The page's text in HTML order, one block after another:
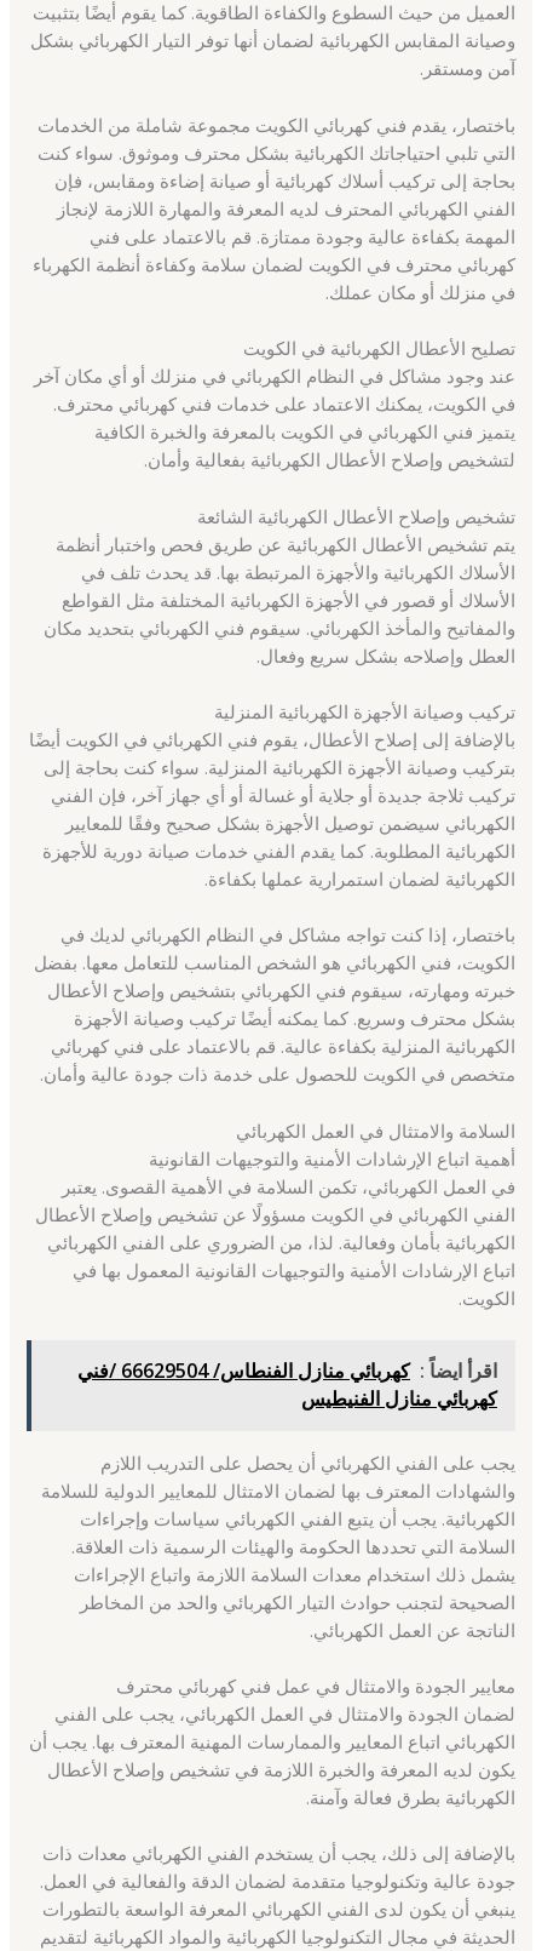
العميل من حيث السطوع والكفاءة الطاقوية. كما يقوم أيضًا بتثبيت
وصيانة المقابس الكهربائية لضمان أنها توفر التيار الكهربائي بشكل
آمن ومستقر.
باختصار، يقدم فني كهربائي الكويت مجموعة شاملة من الخدمات
التي تلبي احتياجاتك الكهربائية بشكل محترف وموثوق. سواء كنت
بحاجة إلى تركيب أسلاك كهربائية أو صيانة إضاءة ومقابس، فإن
الفني الكهربائي المحترف لديه المعرفة والمهارة اللازمة لإنجاز
المهمة بكفاءة عالية وجودة ممتازة. قم بالاعتماد على فني
كهربائي محترف في الكويت لضمان سلامة وكفاءة أنظمة الكهرباء
في منزلك أو مكان عملك.
تصليح الأعطال الكهربائية في الكويت
عند وجود مشاكل في النظام الكهربائي في منزلك أو أي مكان آخر
في الكويت، يمكنك الاعتماد على خدمات فني كهربائي محترف.
يتميز فني الكهربائي في الكويت بالمعرفة والخبرة الكافية
لتشخيص وإصلاح الأعطال الكهربائية بفعالية وأمان.
تشخيص وإصلاح الأعطال الكهربائية الشائعة
يتم تشخيص الأعطال الكهربائية عن طريق فحص واختبار أنظمة
الأسلاك الكهربائية والأجهزة المرتبطة بها. قد يحدث تلف في
الأسلاك أو قصور في الأجهزة الكهربائية المختلفة مثل القواطع
والمفاتيح والمأخذ الكهربائي. سيقوم فني الكهربائي بتحديد مكان
العطل وإصلاحه بشكل سريع وفعال.
تركيب وصيانة الأجهزة الكهربائية المنزلية
بالإضافة إلى إصلاح الأعطال، يقوم فني الكهربائي في الكويت أيضًا
بتركيب وصيانة الأجهزة الكهربائية المنزلية. سواء كنت بحاجة إلى
تركيب ثلاجة جديدة أو جلاية أو غسالة أو أي جهاز آخر، فإن الفني
الكهربائي سيضمن توصيل الأجهزة بشكل صحيح وفقًا للمعايير
الكهربائية المطلوبة. كما يقدم الفني خدمات صيانة دورية للأجهزة
الكهربائية لضمان استمرارية عملها بكفاءة.
باختصار، إذا كنت تواجه مشاكل في النظام الكهربائي لديك في
الكويت، فني الكهربائي هو الشخص المناسب للتعامل معها. بفضل
خبرته ومهارته، سيقوم فني الكهربائي بتشخيص وإصلاح الأعطال
بشكل محترف وسريع. كما يمكنه أيضًا تركيب وصيانة الأجهزة
الكهربائية المنزلية بكفاءة عالية. قم بالاعتماد على فني كهربائي
متخصص في الكويت للحصول على خدمة ذات جودة عالية وأمان.
السلامة والامتثال في العمل الكهربائي
أهمية اتباع الإرشادات الأمنية والتوجيهات القانونية
في العمل الكهربائي، تكمن السلامة في الأهمية القصوى. يعتبر
الفني الكهربائي في الكويت مسؤولًا عن تشخيص وإصلاح الأعطال
الكهربائية بأمان وفعالية. لذا، من الضروري على الفني الكهربائي
اتباع الإرشادات الأمنية والتوجيهات القانونية المعمول بها في
الكويت.
اقرأ ايضاً :
كهربائي منازل الفنطاس/ 66629504 /فني
كهربائي منازل الفنيطيس
يجب على الفني الكهربائي أن يحصل على التدريب اللازم
والشهادات المعترف بها لضمان الامتثال للمعايير الدولية للسلامة
الكهربائية. يجب أن يتبع الفني الكهربائي سياسات وإجراءات
السلامة التي تحددها الحكومة والهيئات الرسمية ذات العلاقة.
يشمل ذلك استخدام معدات السلامة اللازمة واتباع الإجراءات
الصحيحة لتجنب حوادث التيار الكهربائي والحد من المخاطر
الناتجة عن العمل الكهربائي.
معايير الجودة والامتثال في عمل فني كهربائي محترف
لضمان الجودة والامتثال في العمل الكهربائي، يجب على الفني
الكهربائي اتباع المعايير والممارسات المهنية المعترف بها. يجب أن
يكون لديه المعرفة والخبرة اللازمة في تشخيص وإصلاح الأعطال
الكهربائية بطرق فعالة وآمنة.
بالإضافة إلى ذلك، يجب أن يستخدم الفني الكهربائي معدات ذات
جودة عالية وتكنولوجيا متقدمة لضمان الدقة والفعالية في العمل.
ينبغي أن يكون لدى الفني الكهربائي المعرفة الواسعة بالتطورات
الحديثة في مجال التكنولوجيا الكهربائية والمواد الكهربائية لتقديم